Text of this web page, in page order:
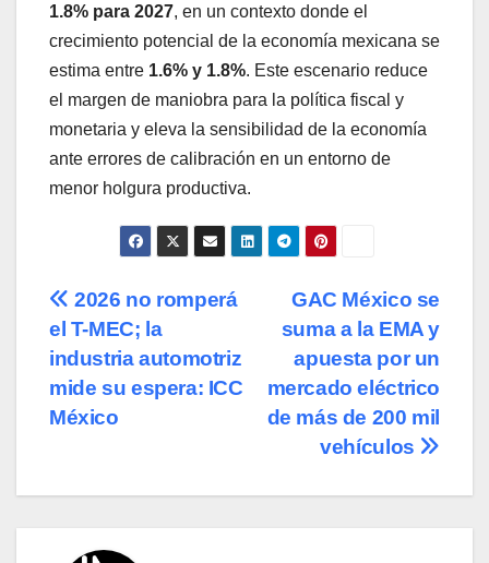
1.8% para 2027, en un contexto donde el
crecimiento potencial de la economía mexicana se
estima entre 1.6% y 1.8%. Este escenario reduce
el margen de maniobra para la política fiscal y
monetaria y eleva la sensibilidad de la economía
ante errores de calibración en un entorno de
menor holgura productiva.
Navegación
de
entradas
GAC México se
suma a la EMA y
apuesta por un
mercado eléctrico
de más de 200 mil
vehículos
2026 no romperá
el T-MEC; la
industria automotriz
mide su espera: ICC
México